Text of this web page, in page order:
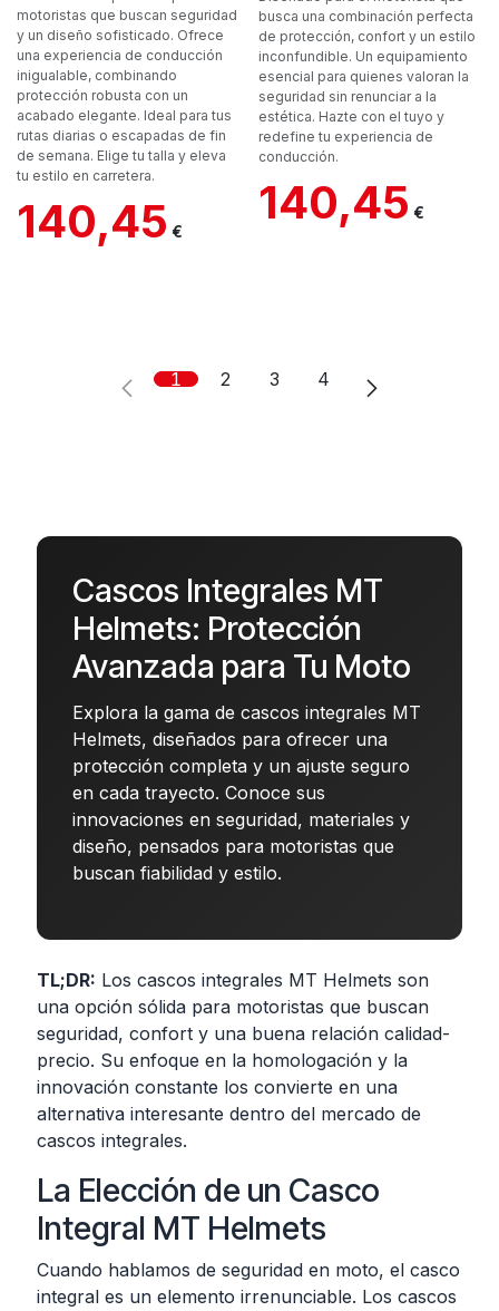
motoristas que buscan seguridad
y un diseño sofisticado. Ofrece
una experiencia de conducción
inigualable, combinando
protección robusta con un
acabado elegante. Ideal para tus
rutas diarias o escapadas de fin
de semana. Elige tu talla y eleva
tu estilo en carretera.
140,45 €
busca una combinación perfecta
de protección, confort y un estilo
inconfundible. Un equipamiento
esencial para quienes valoran la
seguridad sin renunciar a la
estética. Hazte con el tuyo y
redefine tu experiencia de
conducción.
140,45 €
1 2 3 4
Cascos Integrales MT
Helmets: Protección
Avanzada para Tu Moto
Explora la gama de cascos integrales MT
Helmets, diseñados para ofrecer una
protección completa y un ajuste seguro
en cada trayecto. Conoce sus
innovaciones en seguridad, materiales y
diseño, pensados para motoristas que
buscan fiabilidad y estilo.
TL;DR: Los cascos integrales MT Helmets son
una opción sólida para motoristas que buscan
seguridad, confort y una buena relación calidad-
precio. Su enfoque en la homologación y la
innovación constante los convierte en una
alternativa interesante dentro del mercado de
cascos integrales.
La Elección de un Casco
Integral MT Helmets
Cuando hablamos de seguridad en moto, el casco
integral es un elemento irrenunciable. Los cascos